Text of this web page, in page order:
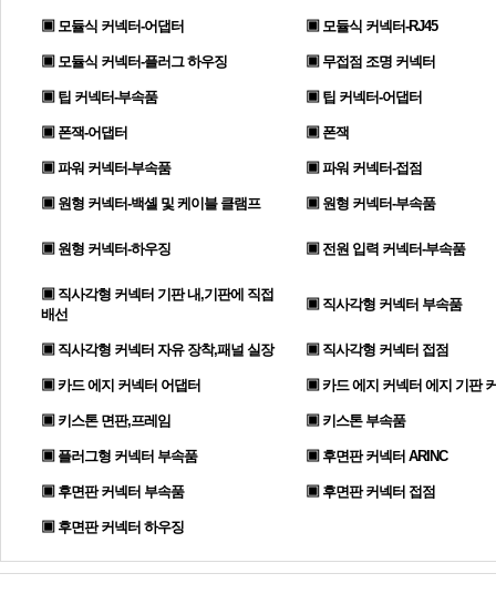
▣ 모듈식 커넥터-어댑터 ▣ 모듈식 커넥터-RJ45
▣ 모듈식 커넥터-플러그 하우징 ▣ 무접점 조명 커넥터
▣ 팁 커넥터-부속품 ▣ 팁 커넥터-어댑터
▣ 폰잭-어댑터 ▣ 폰잭
▣ 파워 커넥터-부속품 ▣ 파워 커넥터-접점
▣ 원형 커넥터-백셸 및 케이블 클램프 ▣ 원형 커넥터-부속품
▣ 원형 커넥터-하우징 ▣ 전원 입력 커넥터-부속품
▣ 직사각형 커넥터 기판 내,기판에 직접
배선
▣ 직사각형 커넥터 부속품
▣ 직사각형 커넥터 자유 장착,패널 실장 ▣ 직사각형 커넥터 접점
▣ 카드 에지 커넥터 어댑터 ▣ 카드 에지 커넥터 에지 기판
▣ 키스톤 면판,프레임 ▣ 키스톤 부속품
▣ 플러그형 커넥터 부속품 ▣ 후면판 커넥터 ARINC
▣ 후면판 커넥터 부속품 ▣ 후면판 커넥터 접점
▣ 후면판 커넥터 하우징